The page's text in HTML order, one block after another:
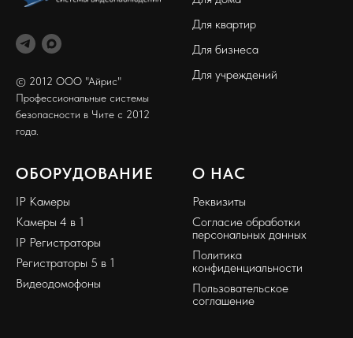
© 2012 ООО "Айрис"
Профессиональные системы
безопасности в Чите с 2012
года.
Для квартир
Для бизнеса
Для учреждений
ОБОРУДОВАНИЕ
IP Камеры
Камеры 4 в 1
IP Регистраторы
Регистраторы 5 в 1
Видеодомофоны
О НАС
Реквизиты
Согласие обработки
персональных данных
Политика
конфиденциальности
Пользовательское
соглашение